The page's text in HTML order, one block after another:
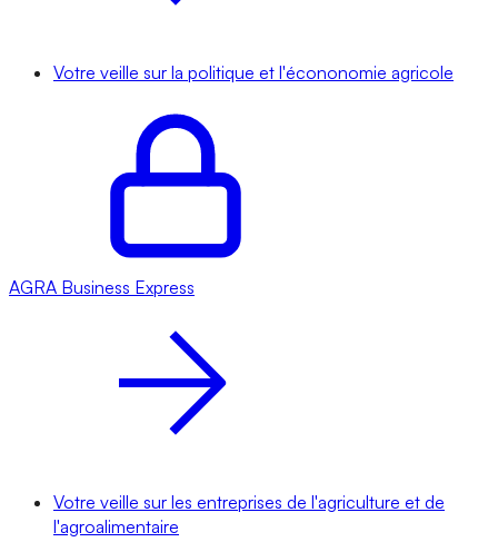
Votre veille sur la politique et l'écononomie agricole
AGRA Business Express
Votre veille sur les entreprises de l'agriculture et de
l'agroalimentaire